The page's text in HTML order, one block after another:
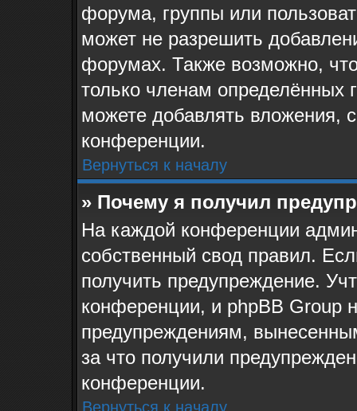
форума, группы или
может не разрешить
форумах. Также возможно,
только членам определённых
можете добавлять вложения,
конференции.
Вернуться к началу
» Почему я получил
На каждой конференции
собственный свод правил.
получить предупреждение.
конференции, и phpBB Group
предупреждениям,
за что получили
конференции.
Вернуться к началу